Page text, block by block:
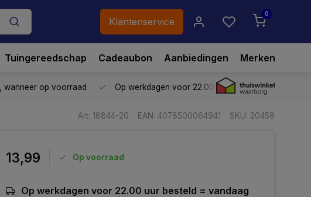
Klantenservice
0
Tuingereedschap Cadeaubon Aanbiedingen Merken
, wanneer op voorraad Op werkdagen voor 22.00 uur besteld,vandaag
Art: 18844-20 EAN: 4078500064941 SKU: 20458
13,99 Op voorraad
Op werkdagen voor 22.00 uur besteld = vandaag